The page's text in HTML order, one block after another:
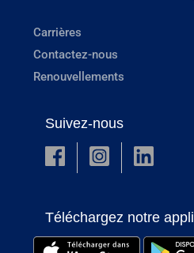
Carrières
Contactez-nous
Renouvellements
Suivez-nous
Téléchargez notre appli